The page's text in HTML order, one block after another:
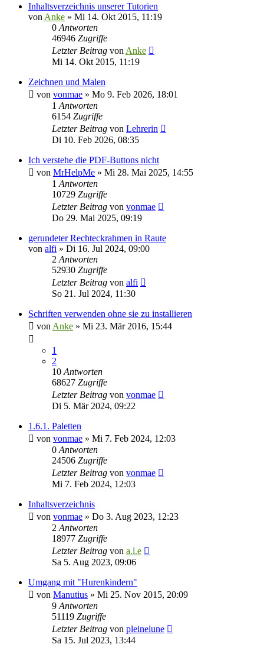
Inhaltsverzeichnis unserer Tutorien
von Anke » Mi 14. Okt 2015, 11:19
0 Antworten
46946 Zugriffe
Letzter Beitrag von Anke
Mi 14. Okt 2015, 11:19
Zeichnen und Malen
von vonmae » Mo 9. Feb 2026, 18:01
1 Antworten
6154 Zugriffe
Letzter Beitrag von Lehrerin
Di 10. Feb 2026, 08:35
Ich verstehe die PDF-Buttons nicht
von MrHelpMe » Mi 28. Mai 2025, 14:55
1 Antworten
10729 Zugriffe
Letzter Beitrag von vonmae
Do 29. Mai 2025, 09:19
gerundeter Rechteckrahmen in Raute
von alfi » Di 16. Jul 2024, 09:00
2 Antworten
52930 Zugriffe
Letzter Beitrag von alfi
So 21. Jul 2024, 11:30
Schriften verwenden ohne sie zu installieren
von Anke » Mi 23. Mär 2016, 15:44
1
2
10 Antworten
68627 Zugriffe
Letzter Beitrag von vonmae
Di 5. Mär 2024, 09:22
1.6.1. Paletten
von vonmae » Mi 7. Feb 2024, 12:03
0 Antworten
24506 Zugriffe
Letzter Beitrag von vonmae
Mi 7. Feb 2024, 12:03
Inhaltsverzeichnis
von vonmae » Do 3. Aug 2023, 12:23
2 Antworten
18977 Zugriffe
Letzter Beitrag von a.l.e
Sa 5. Aug 2023, 09:06
Umgang mit "Hurenkindern"
von Manutius » Mi 25. Nov 2015, 20:09
9 Antworten
51119 Zugriffe
Letzter Beitrag von pleinelune
Sa 15. Jul 2023, 13:44